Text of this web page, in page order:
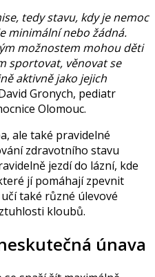
tedy stavu, kdy je nemoc
minimální nebo žádná.
možnostem mohou děti
sportovat, věnovat se
aktivně jako jejich
Gronych, pediatr
Olomouc.
ale také pravidelné
zdravotního stavu
jezdí do lázní, kde
jí pomáhají zpevnit
také různé úlevové
kloubů.
únava